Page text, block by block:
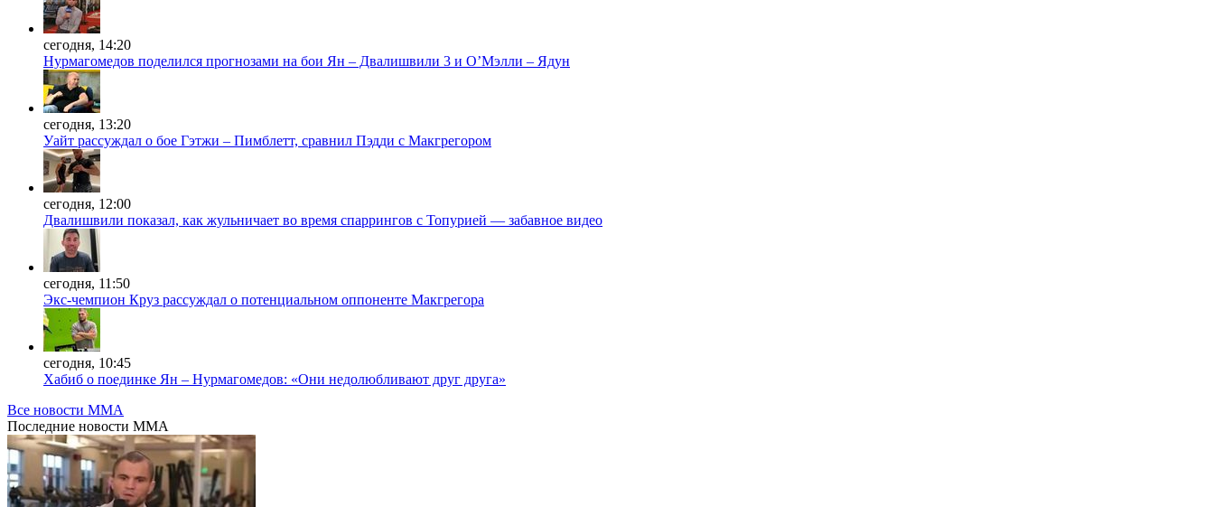
сегодня, 14:20
Нурмагомедов поделился прогнозами на бои Ян – Двалишвили 3 и О’Мэлли – Ядун
сегодня, 13:20
Уайт рассуждал о бое Гэтжи – Пимблетт, сравнил Пэдди с Макгрегором
сегодня, 12:00
Двалишвили показал, как жульничает во время спаррингов с Топурией — забавное видео
сегодня, 11:50
Экс-чемпион Круз рассуждал о потенциальном оппоненте Макгрегора
сегодня, 10:45
Хабиб о поединке Ян – Нурмагомедов: «Они недолюбливают друг друга»
Все новости MMA
Последние новости MMA